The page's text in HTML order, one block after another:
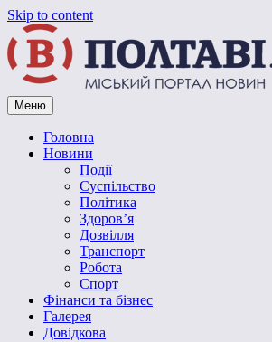
Skip to content
Vpoltave.info
Полтавський портал новин
Меню
Головна
Новини
Події
Суспільство
Політика
Здоров’я
Дозвілля
Транспорт
Робота
Спорт
Фінанси та бізнес
Галерея
Довідкова